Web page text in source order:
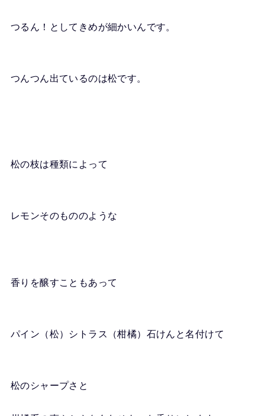
つるん！としてきめが細かいんです。
つんつん出ているのは松です。
松の枝は種類によって
レモンそのもののような
香りを醸すこともあって
パイン（松）シトラス（柑橘）石けんと名付けて
松のシャープさと